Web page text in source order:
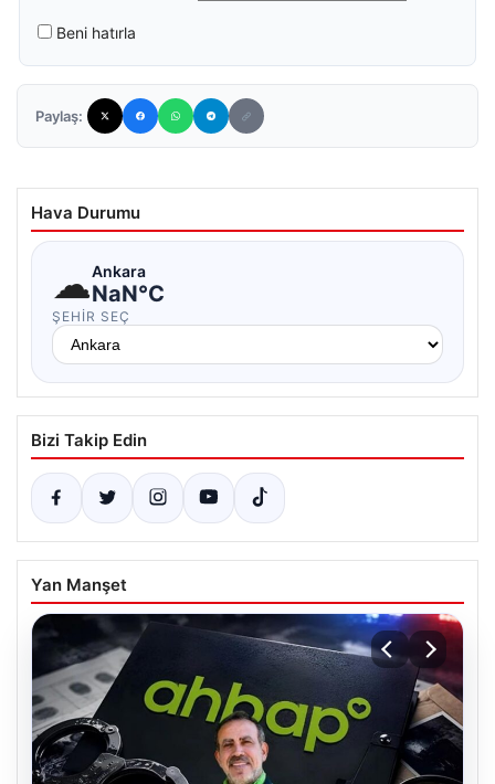
Beni hatırla
Paylaş:
Hava Durumu
☁Ankara
NaN°C
ŞEHIR SEÇ
Bizi Takip Edin
Yan Manşet